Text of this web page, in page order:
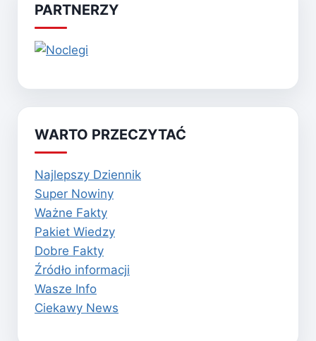
PARTNERZY
WARTO PRZECZYTAĆ
Najlepszy Dziennik
Super Nowiny
Ważne Fakty
Pakiet Wiedzy
Dobre Fakty
Źródło informacji
Wasze Info
Ciekawy News